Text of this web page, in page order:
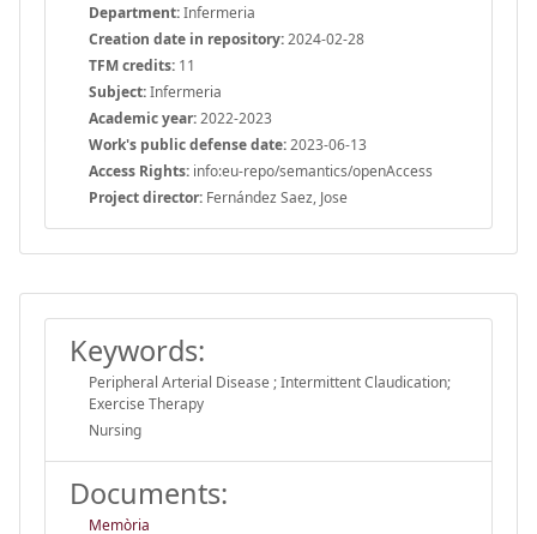
Department:Infermeria
Creation date in repository:2024-02-28
TFM credits: 11
Subject:Infermeria
Academic year:2022-2023
Work's public defense date:2023-06-13
Access Rights: info:eu-repo/semantics/openAccess
Project director: Fernández Saez, Jose
Keywords:
Peripheral Arterial Disease ; Intermittent Claudication;
Exercise Therapy
Nursing
Documents:
Memòria